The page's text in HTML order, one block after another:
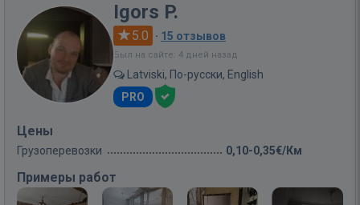
Igors P.
5.0 · 15 отзывов
Был на сайте: 4 дней назад
Latviski, По-русски, English
PRO
Цены
Грузоперевозки 0,10-0,35€/Км
Примеры работ